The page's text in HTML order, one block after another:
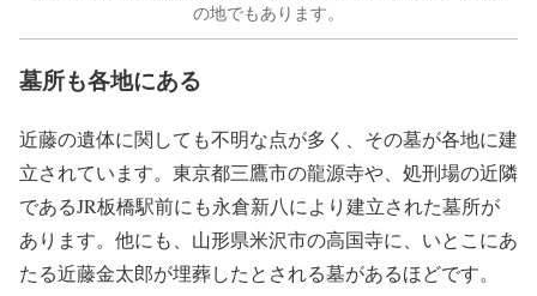
の地でもあります。
墓所も各地にある
近藤の遺体に関しても不明な点が多く、その墓が各地に建
立されています。東京都三鷹市の龍源寺や、処刑場の近隣
であるJR板橋駅前にも永倉新八により建立された墓所が
あります。他にも、山形県米沢市の高国寺に、いとこにあ
たる近藤金太郎が埋葬したとされる墓があるほどです。